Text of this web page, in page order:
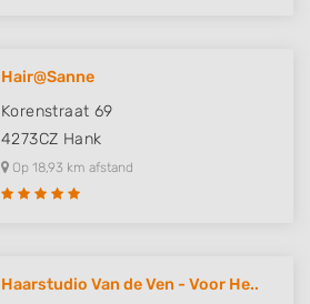
Hair@Sanne
Korenstraat 69
4273CZ Hank
Op 18,93 km afstand
Haarstudio Van de Ven - Voor He..